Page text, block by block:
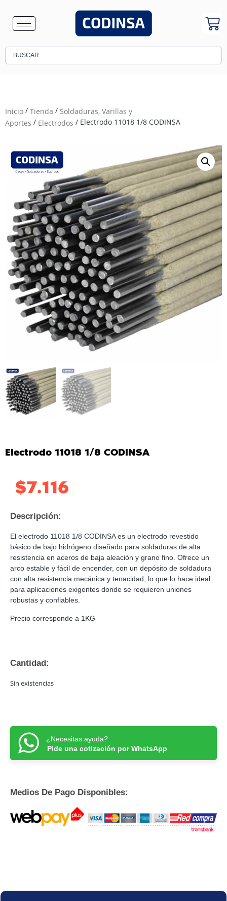
Inicio / Tienda / Soldaduras, Varillas y
Aportes / Electrodos / Electrodo 11018 1/8 CODINSA
Electrodo 11018 1/8 CODINSA
$7.116
Descripción:
El electrodo 11018 1/8 CODINSA es un electrodo revestido
básico de bajo hidrógeno diseñado para soldaduras de alta
resistencia en aceros de baja aleación y grano fino. Ofrece un
arco estable y fácil de encender, con un depósito de soldadura
con alta resistencia mecánica y tenacidad, lo que lo hace ideal
para aplicaciones exigentes donde se requieren uniones
robustas y confiables.
Precio corresponde a 1KG
Cantidad:
Sin existencias
¿Necesitas ayuda?
Pide una cotización por WhatsApp
Medios De Pago Disponibles: